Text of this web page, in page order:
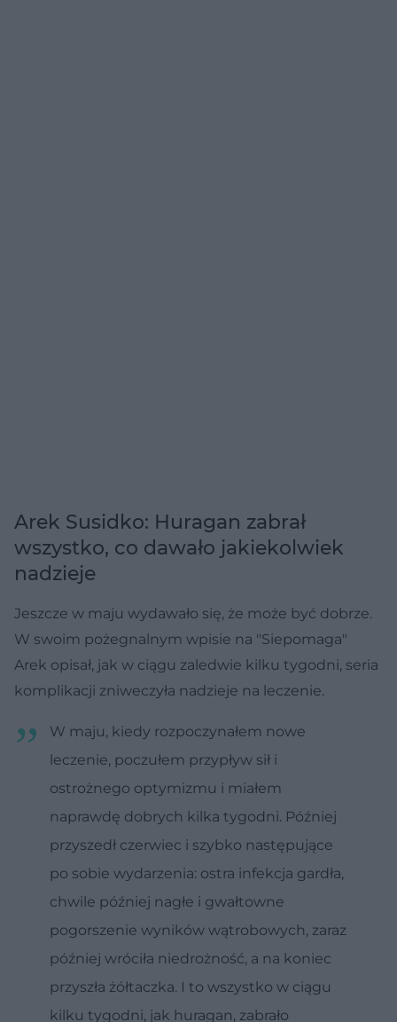
Arek Susidko: Huragan zabrał
wszystko, co dawało jakiekolwiek
nadzieje
Jeszcze w maju wydawało się, że może być dobrze.
W swoim pożegnalnym wpisie na "Siepomaga"
Arek opisał, jak w ciągu zaledwie kilku tygodni, seria
komplikacji zniweczyła nadzieje na leczenie.
W maju, kiedy rozpoczynałem nowe
leczenie, poczułem przypływ sił i
ostrożnego optymizmu i miałem
naprawdę dobrych kilka tygodni. Później
przyszedł czerwiec i szybko następujące
po sobie wydarzenia: ostra infekcja gardła,
chwile później nagłe i gwałtowne
pogorszenie wyników wątrobowych, zaraz
później wróciła niedrożność, a na koniec
przyszła żółtaczka. I to wszystko w ciągu
kilku tygodni, jak huragan, zabrało